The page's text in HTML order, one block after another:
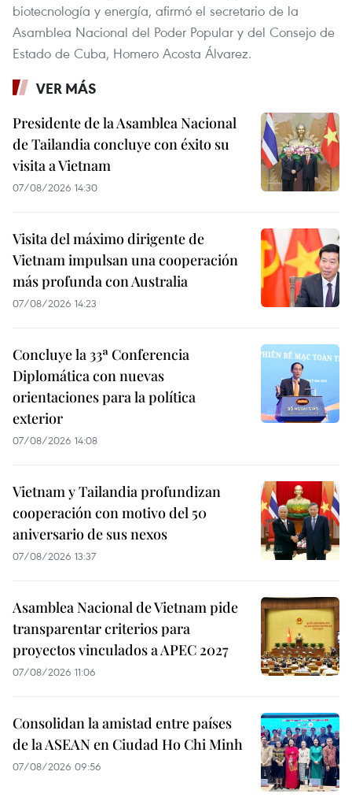
biotecnología y energía, afirmó el secretario de la
Asamblea Nacional del Poder Popular y del Consejo de
Estado de Cuba, Homero Acosta Álvarez.
VER MÁS
Presidente de la Asamblea Nacional
de Tailandia concluye con éxito su
visita a Vietnam
07/08/2026 14:30
Visita del máximo dirigente de
Vietnam impulsan una cooperación
más profunda con Australia
07/08/2026 14:23
Concluye la 33ª Conferencia
Diplomática con nuevas
orientaciones para la política
exterior
07/08/2026 14:08
Vietnam y Tailandia profundizan
cooperación con motivo del 50
aniversario de sus nexos
07/08/2026 13:37
Asamblea Nacional de Vietnam pide
transparentar criterios para
proyectos vinculados a APEC 2027
07/08/2026 11:06
Consolidan la amistad entre países
de la ASEAN en Ciudad Ho Chi Minh
07/08/2026 09:56